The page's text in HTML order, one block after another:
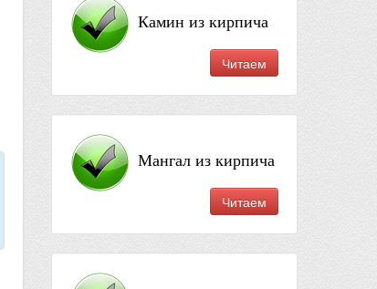
Камин из кирпича
Читаем
Мангал из кирпича
Читаем